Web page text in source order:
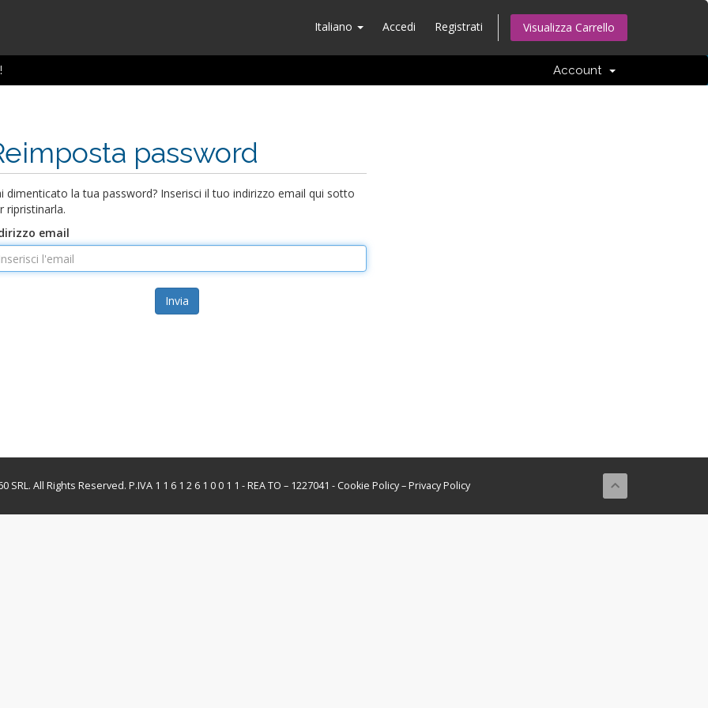
Italiano Accedi Registrati Visualizza Carrello
Account
password
dimenticato la tua password? Inserisci il tuo indirizzo email qui sotto
ripristinarla.
email
Invia
SRL. All Rights Reserved. P.IVA 1 1 6 1 2 6 1 0 0 1 1 - REA TO – 1227041 - Cookie Policy–Privacy Policy